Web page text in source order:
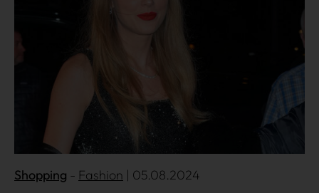
Shopping Fashion | 05.08.2024